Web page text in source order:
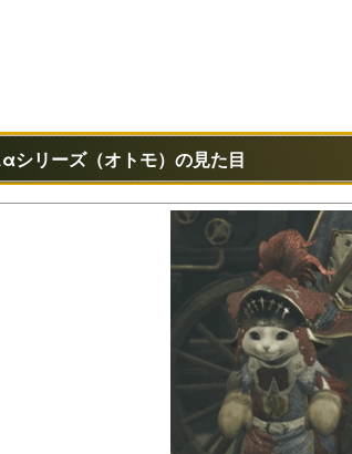
シリーズ（オトモ）の見た目